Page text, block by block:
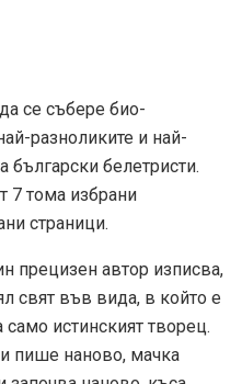
се събере био-
разноликите и най-
български белетристи.
7 тома избрани
страници.
прецизен автор изписва,
свят във вида, в който е
само истинският творец.
пише наново, мачка